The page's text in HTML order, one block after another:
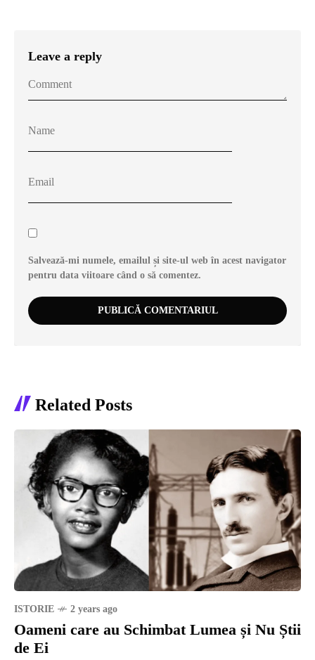
Leave a reply
Salvează-mi numele, emailul și site-ul web în acest navigator
pentru data viitoare când o să comentez.
Related Posts
ISTORIE 2 years ago
Oameni care au Schimbat Lumea și Nu Știi
de Ei